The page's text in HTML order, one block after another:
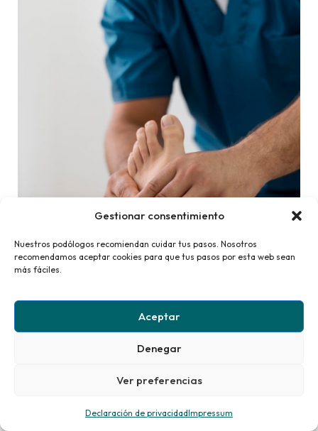
Gestionar consentimiento
Nuestros podólogos recomiendan cuidar tus pasos. Nosotros
recomendamos aceptar cookies para que tus pasos por esta web sean
más fáciles.
Aceptar
Denegar
Ver preferencias
Declaración de privacidadImpressum
Mutuas que van de la mano de
IANES